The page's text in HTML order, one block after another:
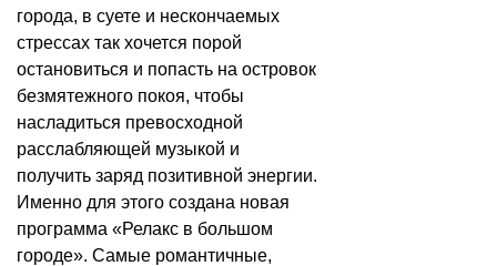
города, в суете и нескончаемых
стрессах так хочется порой
остановиться и попасть на островок
безмятежного покоя, чтобы
насладиться превосходной
расслабляющей музыкой и
получить заряд позитивной энергии.
Именно для этого создана новая
программа «Релакс в большом
городе». Самые романтичные,